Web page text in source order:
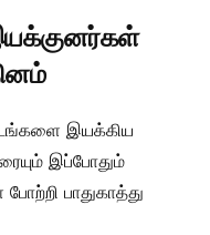
இயக்கிய
இப்போதும்
பாதுகாத்து